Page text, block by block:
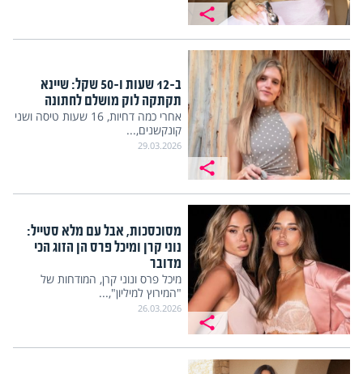
ב-12 שעות ו-50 שקל: שיינא
תקתקה לוק מושלם לחתונה
אחרי כמה דחיות, 16 שעות טיסה ושני
קונקשנים,...
29.03.2026
מסוכסכות, אבל עם מלא סטייל:
נוני קרן ומיכל פרס הן הזוג הכי
מדובר
מיכל פרס ונוני קרן, המודחות של
"המירוץ למיליון",...
26.03.2026